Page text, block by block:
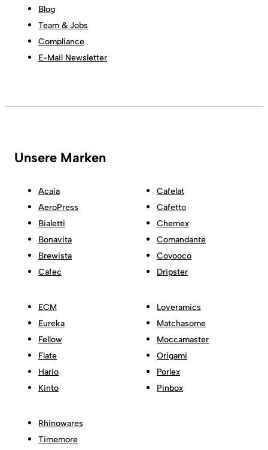
Blog
Team & Jobs
Compliance
E-Mail Newsletter
Unsere Marken
Acaia
AeroPress
Bialetti
Bonavita
Brewista
Cafec
Cafelat
Cafetto
Chemex
Comandante
Coyooco
Dripster
ECM
Eureka
Fellow
Flate
Hario
Kinto
Loveramics
Matchasome
Moccamaster
Origami
Porlex
Pinbox
Rhinowares
Timemore